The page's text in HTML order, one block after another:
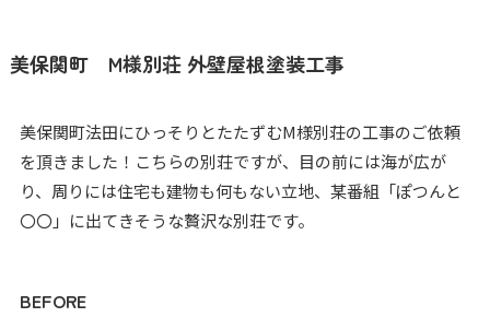
美保関町 M様別荘 外壁屋根塗装工事
美保関町法田にひっそりとたたずむM様別荘の工事のご依頼
を頂きました！こちらの別荘ですが、目の前には海が広が
り、周りには住宅も建物も何もない立地、某番組「ぽつんと
〇〇」に出てきそうな贅沢な別荘です。
BEFORE